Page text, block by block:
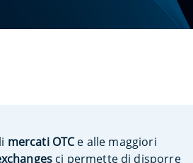
mercati OTCe alle maggiori
ci permette di disporre